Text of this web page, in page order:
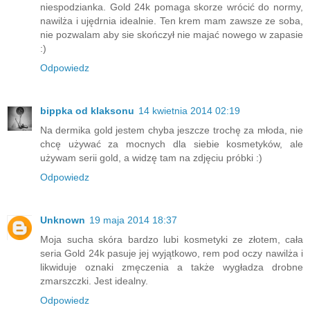
niespodzianka. Gold 24k pomaga skorze wrócić do normy,
nawilża i ujędrnia idealnie. Ten krem mam zawsze ze soba,
nie pozwalam aby sie skończył nie majać nowego w zapasie
:)
Odpowiedz
bippka od klaksonu 14 kwietnia 2014 02:19
Na dermika gold jestem chyba jeszcze trochę za młoda, nie
chcę używać za mocnych dla siebie kosmetyków, ale
używam serii gold, a widzę tam na zdjęciu próbki :)
Odpowiedz
Unknown 19 maja 2014 18:37
Moja sucha skóra bardzo lubi kosmetyki ze złotem, cała
seria Gold 24k pasuje jej wyjątkowo, rem pod oczy nawilża i
likwiduje oznaki zmęczenia a także wygładza drobne
zmarszczki. Jest idealny.
Odpowiedz